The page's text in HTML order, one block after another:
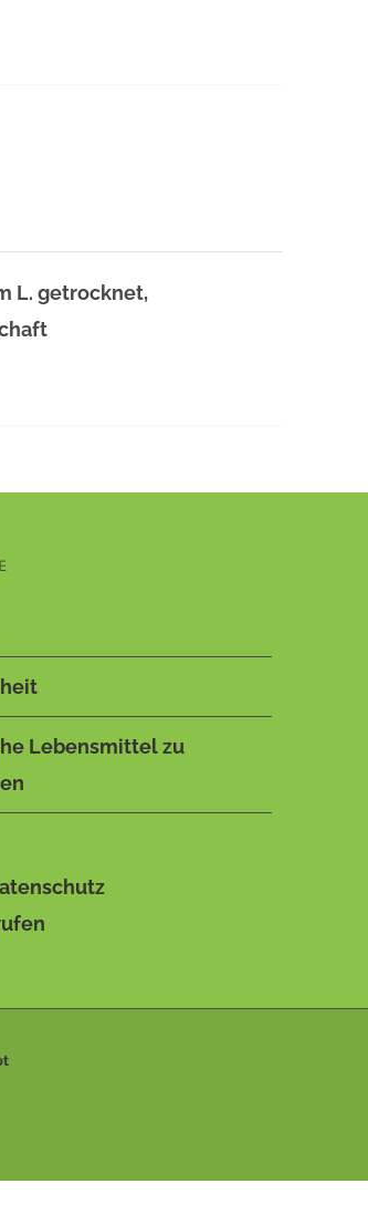
L. getrocknet,
Lebensmittel zu